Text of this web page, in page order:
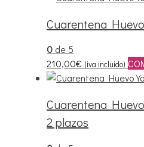
Cuarentena
0 de 5
210,00€ (iva incluido)
Cuarentena
2 plazos